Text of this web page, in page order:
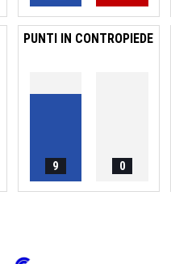
PUNTI IN CONTROPIEDE
9 0